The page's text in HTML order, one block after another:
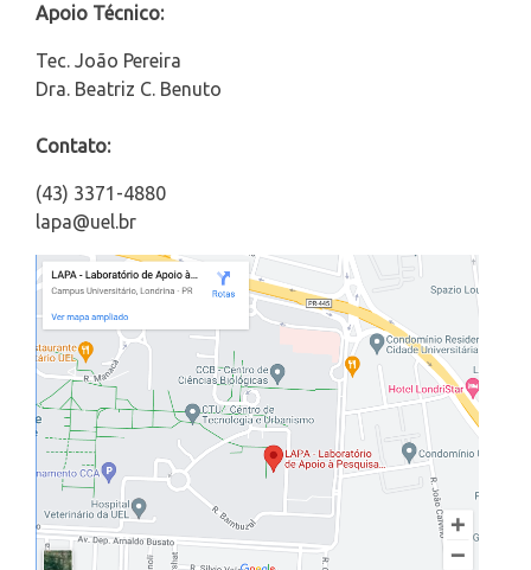
Apoio Técnico:
Tec. João Pereira
Dra. Beatriz C. Benuto
Contato:
(43) 3371-4880
lapa@uel.br